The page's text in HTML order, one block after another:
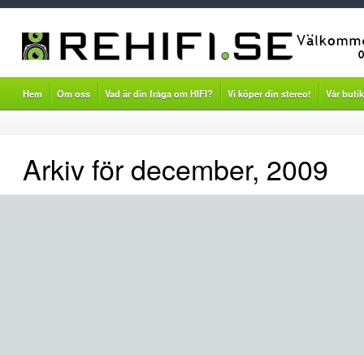
Hem Om oss Vad är din fråga om HIFI? Vi köper din stereo! Vår butik
Arkiv för december, 2009